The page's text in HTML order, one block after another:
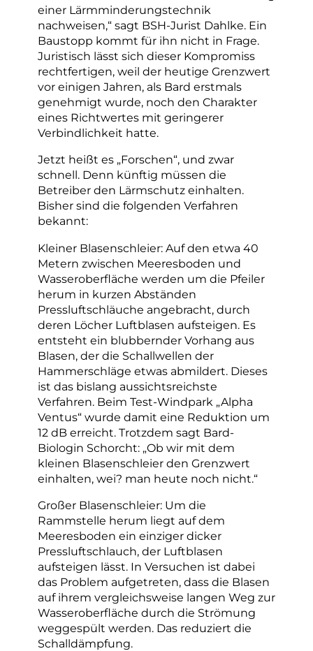
einer Lärmminderungstechnik
nachweisen,“ sagt BSH-Jurist Dahlke. Ein
Baustopp kommt für ihn nicht in Frage.
Juristisch lässt sich dieser Kompromiss
rechtfertigen, weil der heutige Grenzwert
vor einigen Jahren, als Bard erstmals
genehmigt wurde, noch den Charakter
eines Richtwertes mit geringerer
Verbindlichkeit hatte.
Jetzt heißt es „Forschen“, und zwar
schnell. Denn künftig müssen die
Betreiber den Lärmschutz einhalten.
Bisher sind die folgenden Verfahren
bekannt:
Kleiner Blasenschleier: Auf den etwa 40
Metern zwischen Meeresboden und
Wasseroberfläche werden um die Pfeiler
herum in kurzen Abständen
Pressluftschläuche angebracht, durch
deren Löcher Luftblasen aufsteigen. Es
entsteht ein blubbernder Vorhang aus
Blasen, der die Schallwellen der
Hammerschläge etwas abmildert. Dieses
ist das bislang aussichtsreichste
Verfahren. Beim Test-Windpark „Alpha
Ventus“ wurde damit eine Reduktion um
12 dB erreicht. Trotzdem sagt Bard-
Biologin Schorcht: „Ob wir mit dem
kleinen Blasenschleier den Grenzwert
einhalten, wei? man heute noch nicht.“
Großer Blasenschleier: Um die
Rammstelle herum liegt auf dem
Meeresboden ein einziger dicker
Pressluftschlauch, der Luftblasen
aufsteigen lässt. In Versuchen ist dabei
das Problem aufgetreten, dass die Blasen
auf ihrem vergleichsweise langen Weg zur
Wasseroberfläche durch die Strömung
weggespült werden. Das reduziert die
Schalldämpfung.